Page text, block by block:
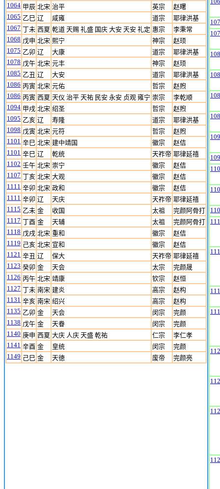
1064 甲辰 北宋 治平 英宗
赵曙
1065 乙巳 辽 咸雍 道宗
耶律洪基
1067 丁未 西夏 乾道 天赐 礼盛 国庆 大安 天安 礼定 惠宗
李秉常
1068 戊申 北宋 熙宁 神宗
赵顼
1075 乙卯 辽 大康 道宗
耶律洪基
1078 戊午 北宋 元丰 神宗
赵顼
1085 乙丑 辽 大安 道宗
耶律洪基
1086 丙寅 北宋 元佑 哲宗
赵煦
1086 丙寅 西夏 天仪 治平 天祐 民安 永安 贞观 雍宁 崇宗
李乾顺
1094 甲戌 北宋 绍圣 哲宗
赵煦
1095 乙亥 辽 寿隆 道宗
耶律洪基
1098 戊寅 北宋 元符 哲宗
赵煦
1101 辛巳 北宋 建中靖国 徽宗
赵佶
1101 辛巳 辽 乾统 天祚帝 耶律延禧
1102 壬午 北宋 崇宁 徽宗
赵佶
1107 丁亥 北宋 大观 徽宗
赵佶
1111 辛卯 北宋 政和 徽宗
赵佶
1111 辛卯 辽 天庆 天祚帝 耶律延禧
1115 乙未 金 收国 太祖
完颜阿骨打
1117 丁酉 金 天辅 太祖
完颜阿骨打
1118 戊戌 北宋 重和 徽宗
赵佶
1119 己亥 北宋 宣和 徽宗
赵佶
1121 辛丑 辽 保大 天祚帝 耶律延禧
1123 癸卯 金 天会 太宗
完颜晟
1126 丙午 北宋 靖康 钦宗
赵恒
1127 丁未 南宋 建炎 高宗
赵构
1131 辛亥 南宋 绍兴 高宗
赵构
1135 乙卯 金 天会 闵宗
完颜
1138 戊午 金 天眷 闵宗
完颜
1140 庚申 西夏 大庆 人庆 天盛 乾祐 仁宗
李仁孝
1141 辛酉 金 皇统 闵宗
完颜
1149 己巳 金 天徳 废帝 完颜亮